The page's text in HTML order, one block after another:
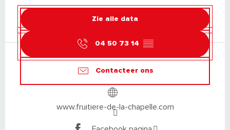
Zie alle data
04 50 73 14 ▒▒
Contacteer ons
www.fruitiere-de-la-chapelle.com